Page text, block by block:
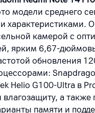
модели среднего
характеристиками.
камерой с
ярким 6,67-
обновления
Helio G100-Ultra в
а также
памяти и